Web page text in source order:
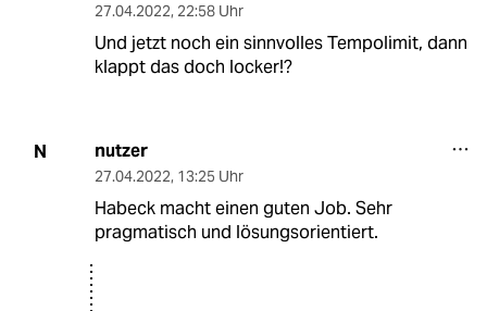
27.04.2022, 22:58 Uhr
Und jetzt noch ein sinnvolles Tempolimit, dann
klappt das doch locker!?
N nutzer
27.04.2022, 13:25 Uhr
Habeck macht einen guten Job. Sehr
pragmatisch und lösungsorientiert.